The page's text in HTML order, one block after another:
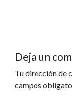
Deja un
Tu dirección de
campos